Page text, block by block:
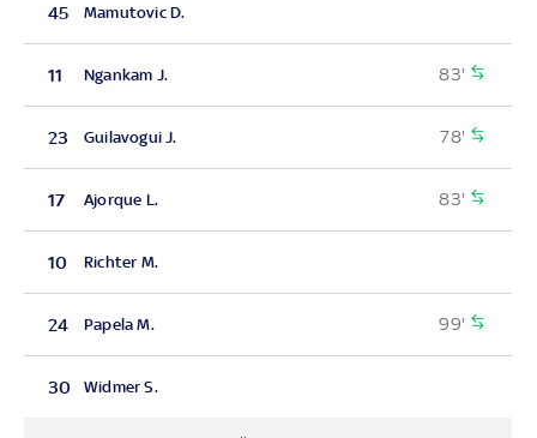
45 Mamutovic D.
11 Ngankam J. 83'
23 Guilavogui J. 78'
17 Ajorque L. 83'
10 Richter M.
24 Papela M. 99'
30 Widmer S.